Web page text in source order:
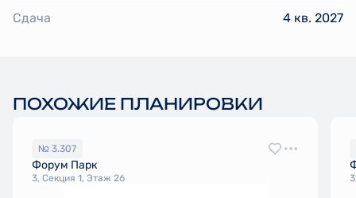
Сдача 4 кв. 2027
ПОХОЖИЕ ПЛАНИРОВКИ
№ 3.307
Форум Парк
3, Секция 1, Этаж 26